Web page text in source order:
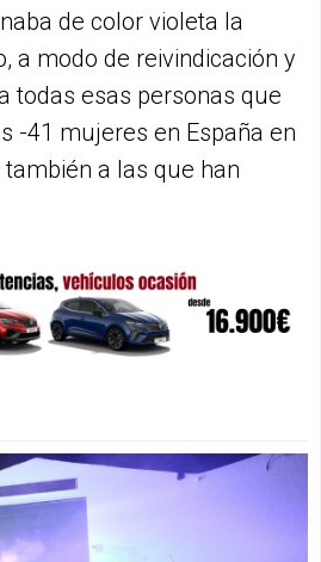
de color violeta la
a modo de reivindicación y
todas esas personas que
-41 mujeres en España en
a las que han